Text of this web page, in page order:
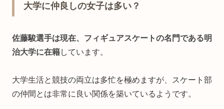
大学に仲良しの女子は多い？
佐藤駿選手は現在、フィギュアスケートの名門である明
治大学に在籍しています。
大学生活と競技の両立は多忙を極めますが、スケート部
の仲間とは非常に良い関係を築いているようです。